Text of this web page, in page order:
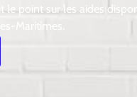
point sur les aides
Maritimes.